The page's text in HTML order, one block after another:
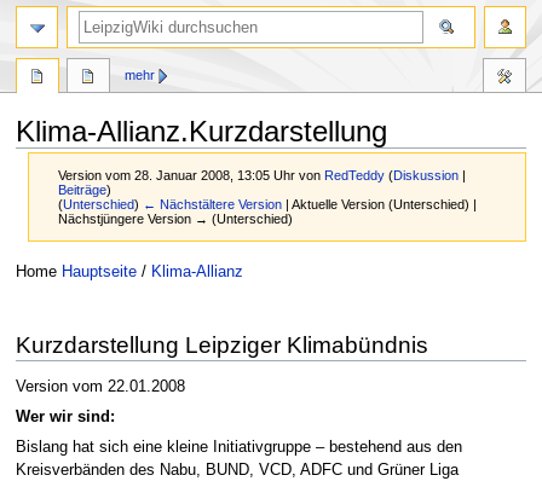
Klima-Allianz.Kurzdarstellung
Version vom 28. Januar 2008, 13:05 Uhr vonRedTeddy (Diskussion |
Beiträge)
(Unterschied) ← Nächstältere Version | Aktuelle Version (Unterschied) |
Nächstjüngere Version → (Unterschied)
Zur
Zur
Home Hauptseite/ Klima-Allianz
Kurzdarstellung Leipziger Klimabündnis
Version vom 22.01.2008
Wer wir sind:
Bislang hat sich eine kleine Initiativgruppe – bestehend aus den
Kreisverbänden des Nabu, BUND, VCD, ADFC und Grüner Liga
mehr